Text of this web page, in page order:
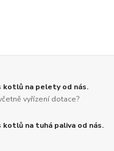
kotlů na pelety od nás.
vyřízení dotace?
na tuhá paliva od nás.